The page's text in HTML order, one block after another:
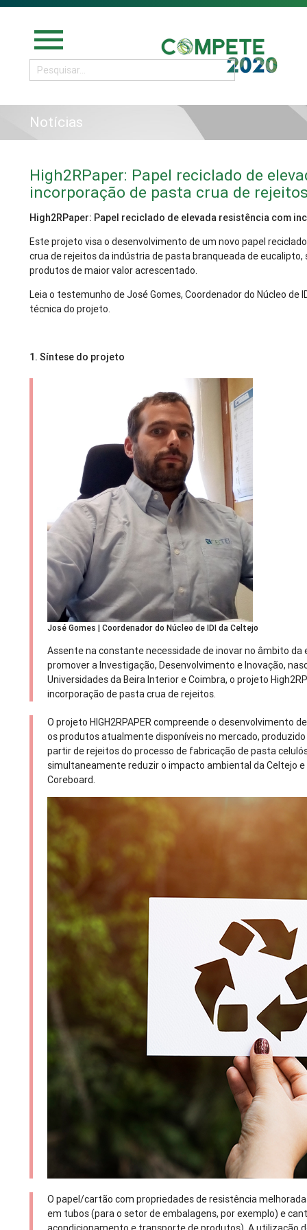
menu
Notícias
High2RPaper: Papel reciclado de
incorporação de pasta crua de
High2RPaper: Papel reciclado de elevada resistência com
Este projeto visa o desenvolvimento de um novo papel
crua de rejeitos da indústria de pasta branqueada de
produtos de maior valor acrescentado.
Leia o testemunho de José Gomes, Coordenador do Núcleo de
técnica do projeto.
1. Síntese do projeto
José Gomes | Coordenador do Núcleo de IDI da Celtejo
Assente na constante necessidade de inovar no âmbito
promover a Investigação, Desenvolvimento e Inovação,
Universidades da Beira Interior e Coimbra, o projeto
incorporação de pasta crua de rejeitos.
O projeto HIGH2RPAPER compreende o desenvolvimento
os produtos atualmente disponíveis no mercado,
partir de rejeitos do processo de fabricação de pasta
simultaneamente reduzir o impacto ambiental da Celtejo
Coreboard.
O papel/cartão com propriedades de resistência
em tubos (para o setor de embalagens, por exemplo) e